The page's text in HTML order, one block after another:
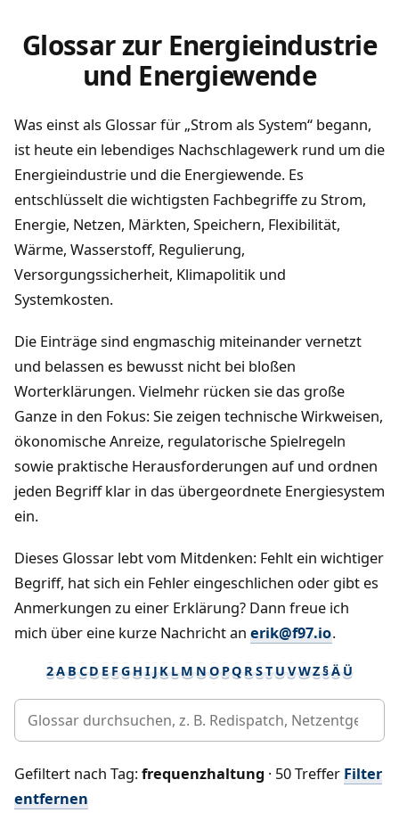
Glossar zur Energieindustrie
und Energiewende
Was einst als Glossar für „Strom als System“ begann,
ist heute ein lebendiges Nachschlagewerk rund um die
Energieindustrie und die Energiewende. Es
entschlüsselt die wichtigsten Fachbegriffe zu Strom,
Energie, Netzen, Märkten, Speichern, Flexibilität,
Wärme, Wasserstoff, Regulierung,
Versorgungssicherheit, Klimapolitik und
Systemkosten.
Die Einträge sind engmaschig miteinander vernetzt
und belassen es bewusst nicht bei bloßen
Worterklärungen. Vielmehr rücken sie das große
Ganze in den Fokus: Sie zeigen technische Wirkweisen,
ökonomische Anreize, regulatorische Spielregeln
sowie praktische Herausforderungen auf und ordnen
jeden Begriff klar in das übergeordnete Energiesystem
ein.
Dieses Glossar lebt vom Mitdenken: Fehlt ein wichtiger
Begriff, hat sich ein Fehler eingeschlichen oder gibt es
Anmerkungen zu einer Erklärung? Dann freue ich
mich über eine kurze Nachricht an erik@f97.io.
2A B CD E FG H I J K L M N O PQ R ST U VWZ§Ä Ü
Gefiltert nach Tag:frequenzhaltung · 50 Treffer Filter
entfernen